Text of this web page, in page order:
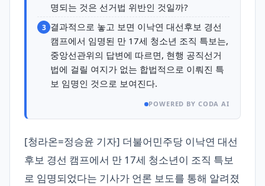
명되는 것은 선거법 위반인 것일까?
3 결과적으로 놓고 보면 이낙연 대선후보 경선
캠프에서 임명된 만 17세 청소년 조직 특보는,
중앙선관위의 답변에 따르면, 현행 공직선거
법에 걸릴 여지가 없는 합법적으로 이뤄진 특
보 임명인 것으로 보여진다.
POWERED BY CODA AI
[청라온=정승윤 기자] 더불어민주당 이낙연 대선
후보 경선 캠프에서 만 17세 청소년이 조직 특보
로 임명되었다는 기사가 언론 보도를 통해 알려졌